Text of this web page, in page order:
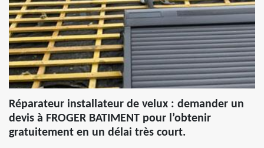
Réparateur installateur de velux : demander un
devis à FROGER BATIMENT pour l’obtenir
gratuitement en un délai très court.